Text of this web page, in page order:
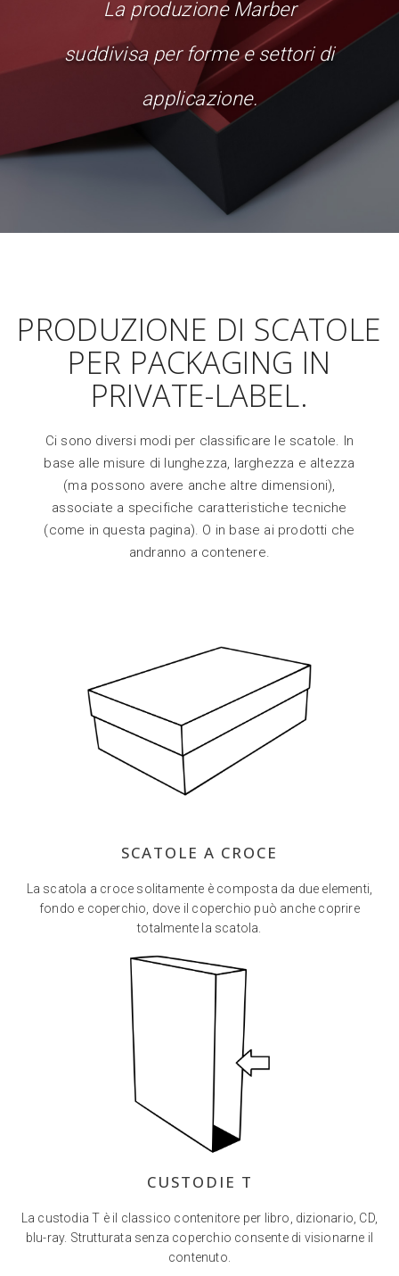
La produzione Marber
suddivisa per forme e settori di
applicazione.
PRODUZIONE DI SCATOLE
PER PACKAGING IN
PRIVATE-LABEL.
Ci sono diversi modi per classificare le scatole. In
base alle misure di lunghezza, larghezza e altezza
(ma possono avere anche altre dimensioni),
associate a specifiche caratteristiche tecniche
(come in questa pagina). O in base ai prodotti che
andranno a contenere.
SCATOLE A CROCE
La scatola a croce solitamente è composta da due elementi,
fondo e coperchio, dove il coperchio può anche coprire
totalmente la scatola.
CUSTODIE T
La custodia T è il classico contenitore per libro, dizionario, CD,
blu-ray. Strutturata senza coperchio consente di visionarne il
contenuto.